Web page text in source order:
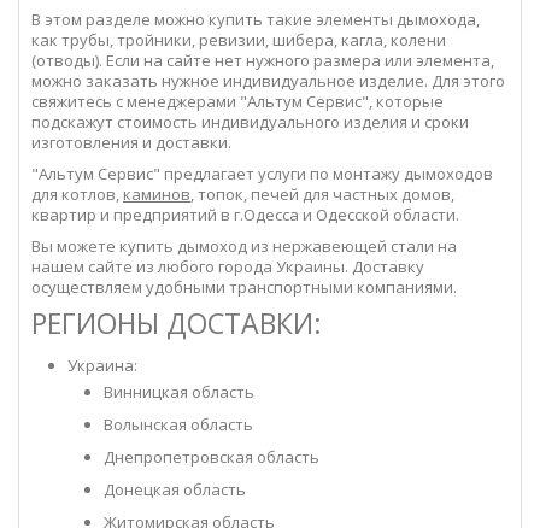
В этом разделе можно купить такие элементы дымохода,
как трубы, тройники, ревизии, шибера, кагла, колени
(отводы). Если на сайте нет нужного размера или элемента,
можно заказать нужное индивидуальное изделие. Для этого
свяжитесь с менеджерами "Альтум Сервис", которые
подскажут стоимость индивидуального изделия и сроки
изготовления и доставки.
"Альтум Сервис" предлагает услуги по монтажу дымоходов
для котлов, каминов, топок, печей для частных домов,
квартир и предприятий в г.Одесса и Одесской области.
Вы можете купить дымоход из нержавеющей стали на
нашем сайте из любого города Украины. Доставку
осуществляем удобными транспортными компаниями.
РЕГИОНЫ ДОСТАВКИ:
Украина:
Винницкая область
Волынская область
Днепропетровская область
Донецкая область
Житомирская область